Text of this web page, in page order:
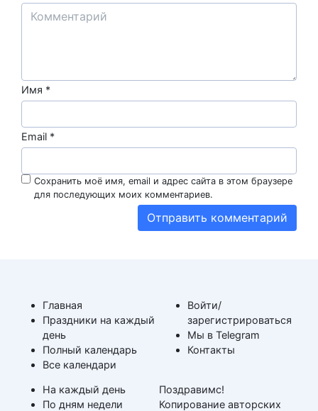
Имя *
Email *
Сохранить моё имя, email и адрес сайта в этом браузере
для последующих моих комментариев.
Главная
Праздники на каждый
день
Полный календарь
Все календари
На каждый день
По дням недели
Войти/
зарегистрироваться
Мы в Telegram
Контакты
Поздравимс!
Копирование авторских